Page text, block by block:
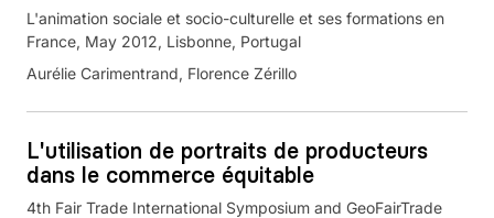
L'animation sociale et socio-culturelle et ses formations en
France, May 2012, Lisbonne, Portugal
Aurélie Carimentrand, Florence Zérillo
L'utilisation de portraits de producteurs
dans le commerce équitable
4th Fair Trade International Symposium and GeoFairTrade